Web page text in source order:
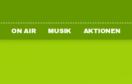
ON AIR MUSIK AKTIONEN